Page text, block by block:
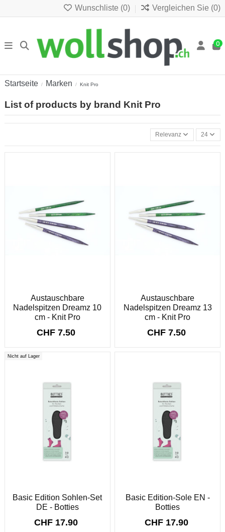
Wunschliste (0) Vergleichen Sie (0)
0
Startseite Marken Knit Pro
List of products by brand Knit Pro
Relevanz 24
Austauschbare
Nadelspitzen Dreamz 10
cm - Knit Pro
CHF 7.50
Austauschbare
Nadelspitzen Dreamz 13
cm - Knit Pro
CHF 7.50
Nicht auf Lager
Basic Edition Sohlen-Set
DE - Botties
CHF 17.90
Basic Edition-Sole EN -
Botties
CHF 17.90